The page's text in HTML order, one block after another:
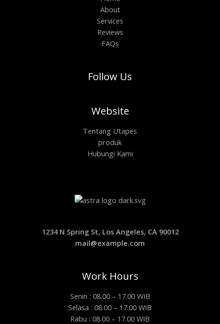
About
Services
Reviews
FAQs
Follow Us
Website
Tentang Utapes
produk
Hubungi Kami
1234 N Spring St, Los Angeles, CA 90012
mail@example.com
Work Hours
Senin : 08.00 – 17.00 WIB
Selasa : 08.00 – 17.00 WIB
Rabu : 08.00 – 17.00 WIB